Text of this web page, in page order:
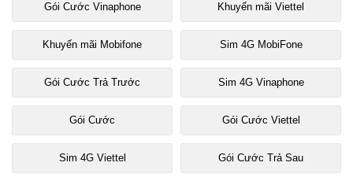
Gói Cước Vinaphone Khuyến mãi Viettel
Khuyến mãi Mobifone Sim 4G MobiFone
Gói Cước Trả Trước Sim 4G Vinaphone
Gói Cước Gói Cước Viettel
Sim 4G Viettel Gói Cước Trả Sau